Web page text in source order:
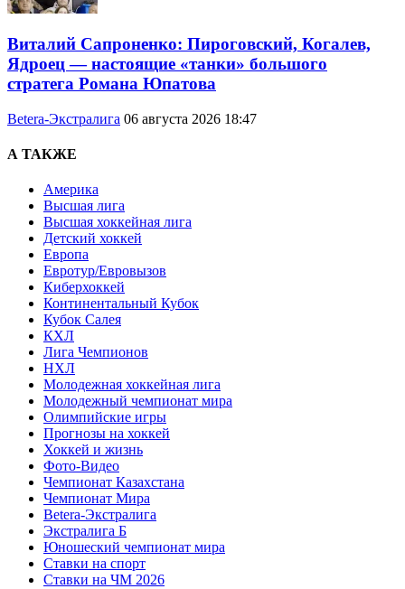
Виталий Сапроненко: Пироговский, Когалев,
Ядроец — настоящие «танки» большого
стратега Романа Юпатова
Betera-Экстралига 06 августа 2026 18:47
А ТАКЖЕ
Америка
Высшая лига
Высшая хоккейная лига
Детский хоккей
Европа
Евротур/Евровызов
Киберхоккей
Континентальный Кубок
Кубок Салея
КХЛ
Лига Чемпионов
НХЛ
Молодежная хоккейная лига
Молодежный чемпионат мира
Олимпийские игры
Прогнозы на хоккей
Хоккей и жизнь
Фото-Видео
Чемпионат Казахстана
Чемпионат Мира
Betera-Экстралига
Экстралига Б
Юношеский чемпионат мира
Ставки на спорт
Ставки на ЧМ 2026